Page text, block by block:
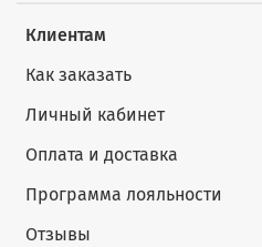
Клиентам
Как заказать
Личный кабинет
Оплата и доставка
Программа лояльности
Отзывы